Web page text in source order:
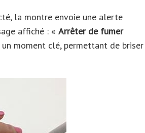
la montre envoie une alerte
affiché : « Arrêter de fumer
moment clé, permettant de briser